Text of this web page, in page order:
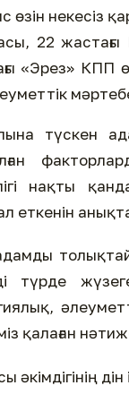
некесіз
22
«Эрез»
түскен
нақты
еткенін
түрде
қалаған